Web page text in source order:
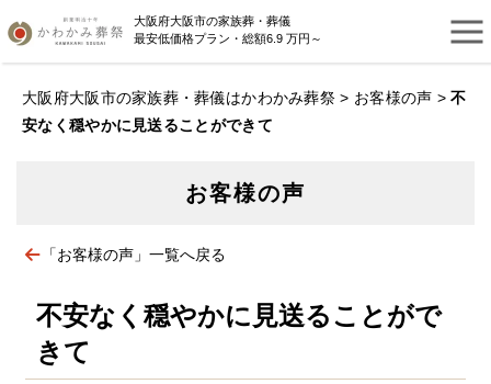
大阪府大阪市の家族葬・葬儀
最安低価格プラン・総額6.9 万円～
大阪府大阪市の家族葬・葬儀はかわかみ葬祭 > お客様の声 >不
安なく穏やかに見送ることができて
お客様の声
「お客様の声」一覧へ戻る
不安なく穏やかに見送ることがで
きて